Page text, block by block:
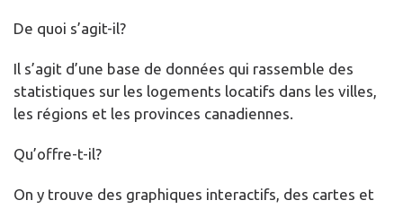
De quoi s’agit-il?
Il s’agit d’une base de données qui rassemble des
statistiques sur les logements locatifs dans les villes,
les régions et les provinces canadiennes.
Qu’offre-t-il?
On y trouve des graphiques interactifs, des cartes et